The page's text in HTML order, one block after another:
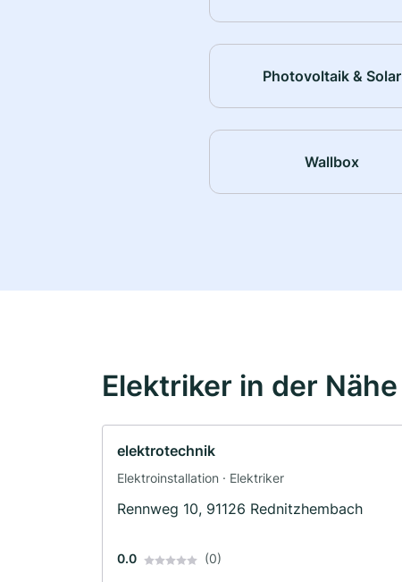
Photovoltaik & Solar
Wallbox
Elektriker in der Nähe
elektrotechnik
Elektroinstallation · Elektriker
Rennweg 10, 91126 Rednitzhembach
0.0 (0)